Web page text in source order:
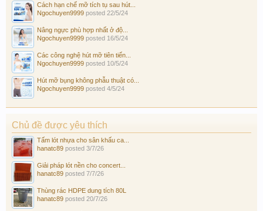
Cách hạn chế mỡ tích tụ sau hút...
Ngochuyen9999 posted 22/5/24
Nâng ngực phù hợp nhất ở độ...
Ngochuyen9999 posted 16/5/24
Các công nghệ hút mỡ tiên tiến...
Ngochuyen9999 posted 10/5/24
Hút mỡ bụng không phẫu thuật có...
Ngochuyen9999 posted 4/5/24
Chủ đề được yêu thích
Tấm lót nhựa cho sân khấu ca...
hanatc89 posted 3/7/26
Giải pháp lót nền cho concert...
hanatc89 posted 7/7/26
Thùng rác HDPE dung tích 80L
hanatc89 posted 20/7/26